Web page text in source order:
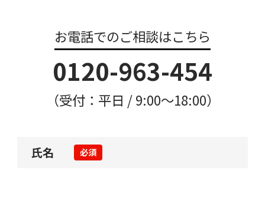
お電話でのご相談はこちら
0120-963-454
（受付：平日 / 9:00〜18:00）
氏名 必須